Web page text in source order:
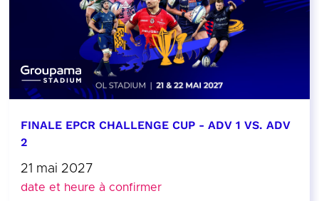
FINALE EPCR CHALLENGE CUP - ADV 1 VS. ADV
2
21 mai 2027
date et heure à confirmer